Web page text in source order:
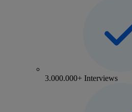
3.000.000+ Interviews